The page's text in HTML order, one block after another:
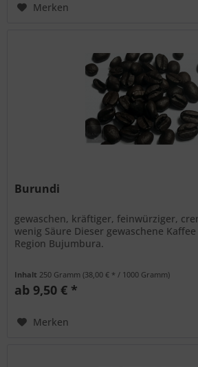
Merken
Burundi
gewaschen, kräftiger, feinwürziger,
wenig Säure Dieser gewaschene
Region Bujumbura.
Inhalt 250 Gramm(38,00 € * / 1000 Gramm)
ab 9,50 € *
Merken